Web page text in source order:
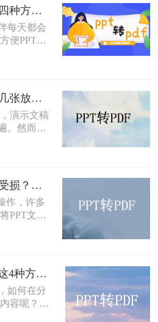
ppt怎么转换成pdf？这四种方法，老板用了都给满分！
每天都会
便PPT文
换成PDF
各种设备
转PDF格
你们分享
如何将ppt转换成pdf好几张放在一页？分享三种简单且高效的方法！
演示文稿
。然而，
为PDF格
享或存
，以便节
ppt转换成
文中，我
方法，以
ppt转pdf如何让画质不受损？推荐这三个实用方法给你！
作，许多
PPT文件
享和阅
会面临一
不受损
详细介绍
，让您的
PPT如何导出为PDF？这4种方法简单易学！值得收藏！
如何在分
容呢？我
，大家也